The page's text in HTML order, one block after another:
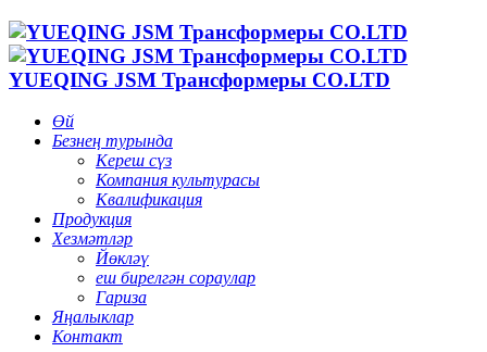
YUEQING JSM Трансформеры CO.LTD
Өй
Безнең турында
Кереш сүз
Компания культурасы
Квалификация
Продукция
Хезмәтләр
Йөкләү
еш бирелгән сораулар
Гариза
Яңалыклар
Контакт